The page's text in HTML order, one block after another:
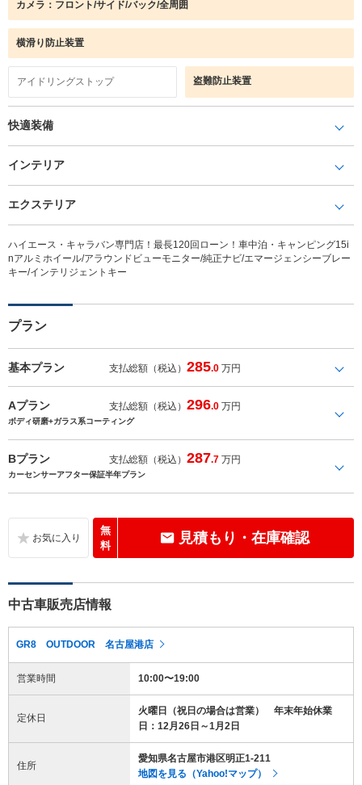
カメラ：フロント/サイド/バック/全周囲
横滑り防止装置
アイドリングストップ 盗難防止装置
快適装備
インテリア
エクステリア
ハイエース・キャラバン専門店！最長120回ローン！車中泊・キャンピング15i
nアルミホイール/アラウンドビューモニター/純正ナビ/エマージェンシーブレー
キー/インテリジェントキー
プラン
基本プラン 支払総額（税込）285.0 万円
Aプラン 支払総額（税込）296.0 万円
ボディ研磨+ガラス系コーティング
Bプラン 支払総額（税込）287.7 万円
カーセンサーアフター保証半年プラン
無
料
見積もり・在庫確認
中古車販売店情報
GR8 OUTDOOR 名古屋港店
営業時間 10:00〜19:00
定休日
火曜日（祝日の場合は営業） 年末年始休業
日：12月26日～1月2日
住所
愛知県名古屋市港区明正1-211
地図を見る（Yahoo!マップ）